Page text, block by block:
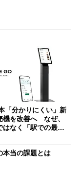
「分かりにくい」新
機を改善へ なぜ、
はなく「駅での最短
本当の課題とは